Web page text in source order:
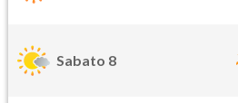
Sabato 8